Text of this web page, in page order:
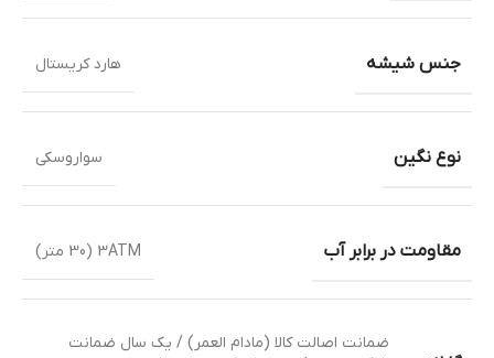
جنس شیشه هارد کریستال
نوع نگین سواروسکی
مقاومت در برابر آب 3ATM (30 متر)
ضمانت اصالت کالا (مادام العمر) / یک سال ضمانت